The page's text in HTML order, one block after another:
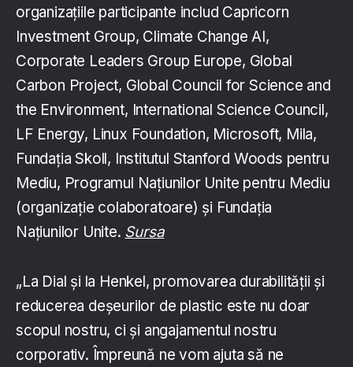
organizațiile participante includ Capricorn
Investment Group, Climate Change AI,
Corporate Leaders Group Europe, Global
Carbon Project, Global Council for Science and
the Environment, International Science Council,
LF Energy, Linux Foundation, Microsoft, Mila,
Fundația Skoll, Institutul Stanford Woods pentru
Mediu, Programul Națiunilor Unite pentru Mediu
(organizație colaboratoare) și Fundația
Națiunilor Unite. Sursa
„La Dial și la Henkel, promovarea durabilității și
reducerea deșeurilor de plastic este nu doar
scopul nostru, ci și angajamentul nostru
corporativ. Împreună ne vom ajuta să ne